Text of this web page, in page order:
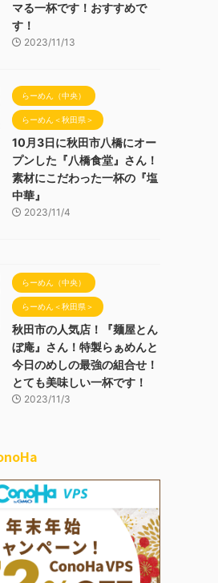
マる一杯です！おすすめで
す！
2023/11/13
らーめん（中央）
らーめん＜秋田県＞
10月3日に秋田市八橋にオー
プンした『八橋食堂』さん！
素材にこだわった一杯の『塩
中華』
2023/11/4
らーめん（中央）
らーめん＜秋田県＞
秋田市の人気店！『麺屋とん
ぼ庵』さん！特製らぁめんと
今日のめしの最強の組合せ！
とても美味しい一杯です！
2023/11/3